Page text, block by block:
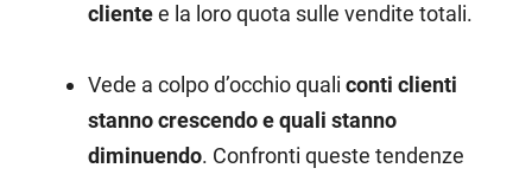
clientee la loro quota sulle vendite totali.
Vede a colpo d’occhio qualiconti clienti
stanno crescendo e quali stanno
diminuendo. Confronti queste tendenze